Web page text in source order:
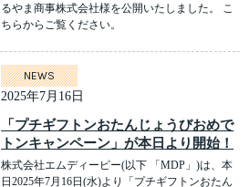
るやま商事株式会社様を公開いたしました。 こ
ちらからご覧ください。
NEWS
2025年7月16日
「プチギフトンおたんじょうびおめで
トンキャンペーン」が本日より開始！
株式会社エムディーピー(以下 「MDP」)は、本
日2025年7月16日(水)より「プチギフトンおたん